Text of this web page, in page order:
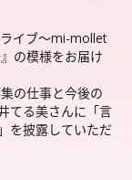
イブ〜mi-mollet
の模様をお届け
の仕事と今後の
てる美さんに「言
を披露していただ